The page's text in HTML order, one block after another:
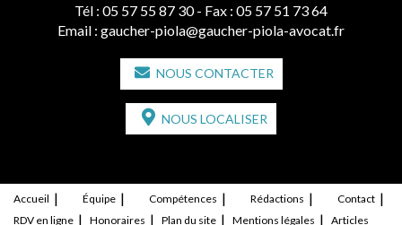
Tél : 05 57 55 87 30 - Fax : 05 57 51 73 64
Email : gaucher-piola@gaucher-piola-avocat.fr
NOUS CONTACTER
NOUS LOCALISER
Accueil Équipe Compétences Rédactions
Contact
RDV en ligne
Honoraires Plan du site Mentions légales Articles